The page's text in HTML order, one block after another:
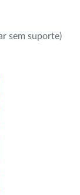
sem suporte)